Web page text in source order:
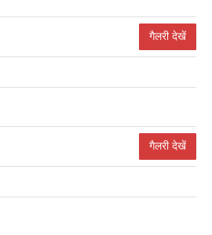
गैलरी देखें
गैलरी देखें